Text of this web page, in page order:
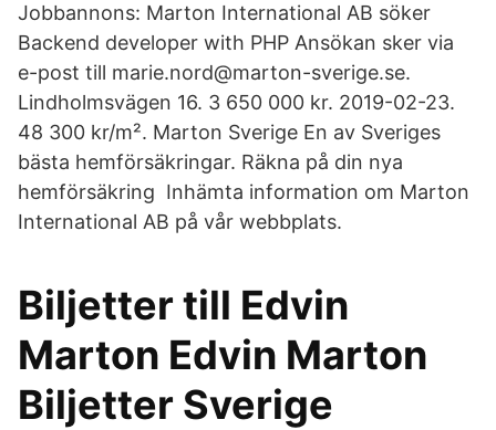
Jobbannons: Marton International AB söker
Backend developer with PHP Ansökan sker via
e-post till marie.nord@marton-sverige.se.
Lindholmsvägen 16. 3 650 000 kr. 2019-02-23.
48 300 kr/m². Marton Sverige En av Sveriges
bästa hemförsäkringar. Räkna på din nya
hemförsäkring Inhämta information om Marton
International AB på vår webbplats.
Biljetter till Edvin
Marton Edvin Marton
Biljetter Sverige